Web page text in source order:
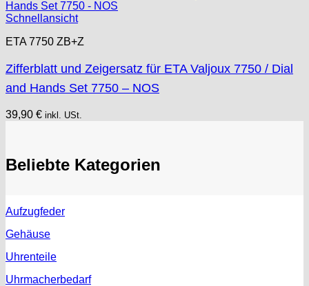
Schnellansicht
ETA 7750 ZB+Z
Zifferblatt und Zeigersatz für ETA Valjoux 7750 / Dial
and Hands Set 7750 – NOS
39,90 € inkl. USt.
Beliebte Kategorien
Aufzugfeder
Gehäuse
Uhrenteile
Uhrmacherbedarf